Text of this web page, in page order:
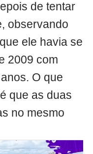
de tentar
observando
ele havia se
2009 com
O que
que as duas
no mesmo